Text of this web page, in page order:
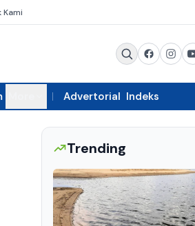
Kami
Advertorial Indeks
Trending